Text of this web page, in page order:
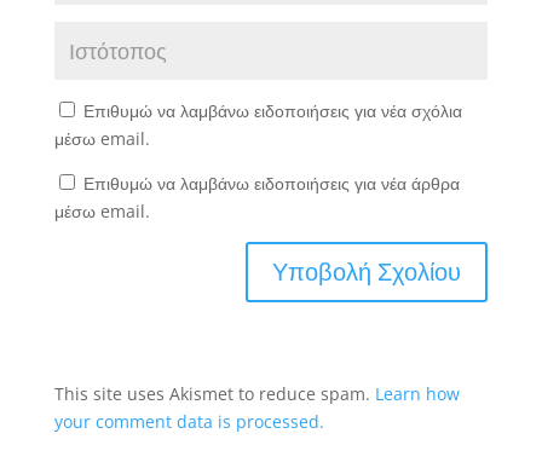
Επιθυμώ να λαμβάνω ειδοποιήσεις για νέα σχόλια
μέσω email.
Επιθυμώ να λαμβάνω ειδοποιήσεις για νέα άρθρα
μέσω email.
This site uses Akismet to reduce spam. Learn how
your comment data is processed.